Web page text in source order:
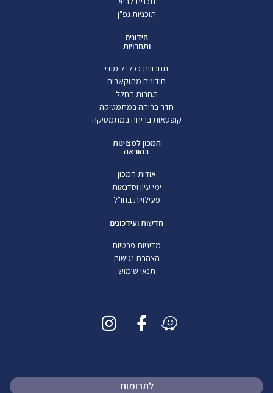
תוכניות גפ"ן
חידונים
ותחרויות
תחרויות ככלי לימודי
חידונים מתוקשבים
תחרות החלל
חדר בריחה במתמטיקה
קופסאות בריחה במתמטיקה
המכון למצוינות
בהוראה
אודות המכון
ימי עיון וסדנאות
פעילויות בחו"ל
חדשות ועידכונים
מדיניות פרטיות
הצהרת נגישות
תנאי שימוש
לתרומות